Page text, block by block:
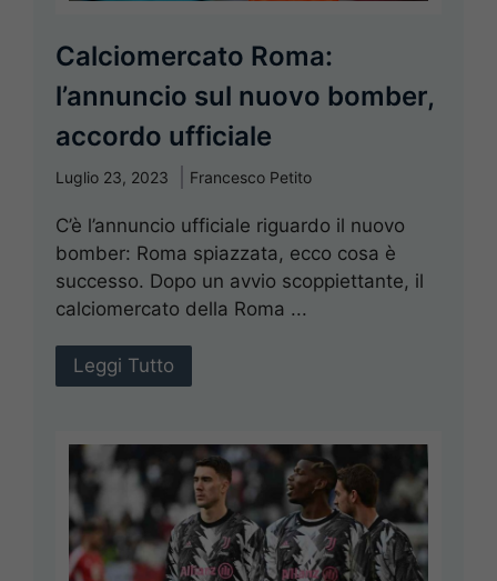
Calciomercato Roma:
l’annuncio sul nuovo bomber,
accordo ufficiale
Luglio 23, 2023 Francesco Petito
C’è l’annuncio ufficiale riguardo il nuovo
bomber: Roma spiazzata, ecco cosa è
successo. Dopo un avvio scoppiettante, il
calciomercato della Roma ...
Leggi Tutto